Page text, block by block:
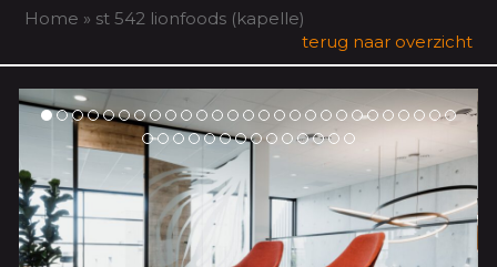
Home » st 542 lionfoods (kapelle)
terug naar overzicht